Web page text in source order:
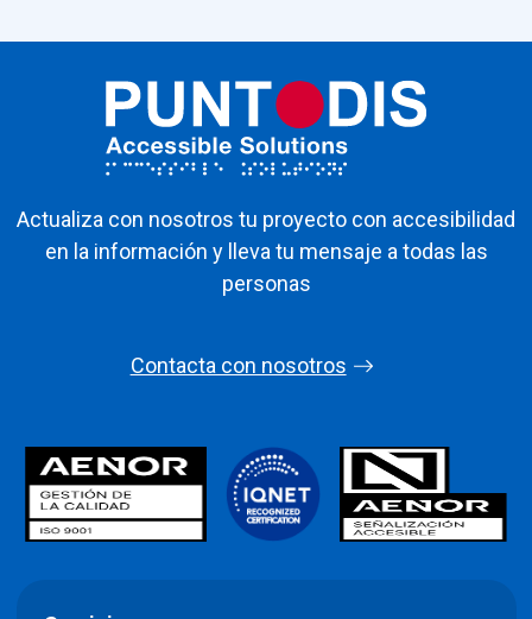
Actualiza con nosotros tu proyecto con accesibilidad
en la información y lleva tu mensaje a todas las
personas
Contacta con nosotros